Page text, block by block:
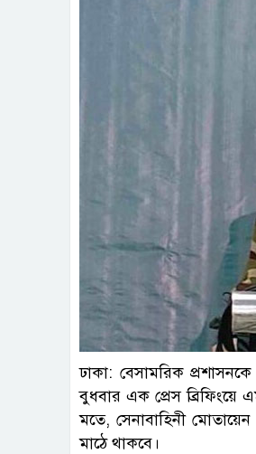
ঢাকা: বেসামরিক প্রশাসনকে
বুধবার এক প্রেস ব্রিফিংয়ে
মতে, সেনাবাহিনী
মাঠে থাকবে।